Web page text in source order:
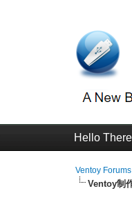
Hello
Ventoy Forums
Ventoy制